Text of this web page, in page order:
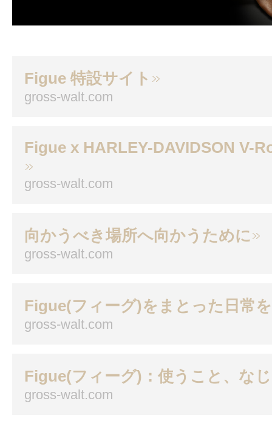
Figue 特設サイト
gross-walt.com
Figue x HARLEY-DAVIDSON V-
gross-walt.com
向かうべき場所へ向かうために
gross-walt.com
Figue(フィーグ)をまとった日常
gross-walt.com
Figue(フィーグ)：使うこと、な
gross-walt.com